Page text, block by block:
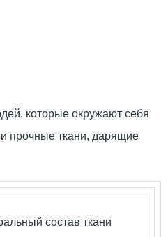
которые окружают себя
прочные ткани, дарящие
состав ткани